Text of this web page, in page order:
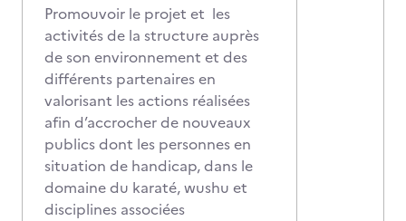
Promouvoir le projet et les
activités de la structure auprès
de son environnement et des
différents partenaires en
valorisant les actions réalisées
afin d’accrocher de nouveaux
publics dont les personnes en
situation de handicap, dans le
domaine du karaté, wushu et
disciplines associées